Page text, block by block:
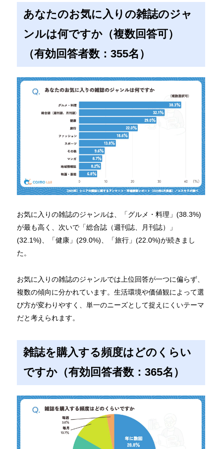
あなたのお気に入りの雑誌のジャ
ンルは何ですか（複数回答可）
（有効回答者数：355名）
お気に入りの雑誌のジャンルは、「グルメ・料理」(38.3%)
が最も高く、次いで「総合誌（週刊誌、月刊誌）」
(32.1%)、「健康」(29.0%)、「旅行」(22.0%)が続きまし
た。
お気に入りの雑誌のジャンルでは上位回答が一つに偏らず、
複数の傾向に分かれています。生活環境や価値観によって選
び方が変わりやすく、単一のニーズとして捉えにくいテーマ
だと考えられます。
雑誌を購入する頻度はどのくらい
ですか（有効回答者数：365名）